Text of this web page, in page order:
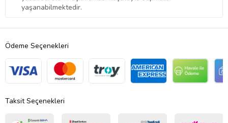
yaşanabilmektedir.
Ödeme Seçenekleri
Taksit Seçenekleri